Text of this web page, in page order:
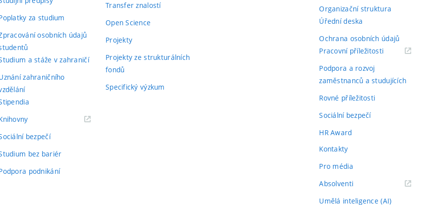
za studium
osobních údajů
a stáže v zahraničí
zahraničního
(externí
bezpečí
bez bariér
podnikání
Transfer znalostí
Open Science
Projekty
Projekty ze strukturálních
fondů
Specifický výzkum
Organizační struktura
Úřední deska
Ochrana osobních údajů
Pracovní příležitosti(externí
Podpora a rozvoj
zaměstnanců a studujících
Rovné příležitosti
Sociální bezpečí
HR Award
Kontakty
Pro média
Absolventi(externí
Umělá inteligence (AI)